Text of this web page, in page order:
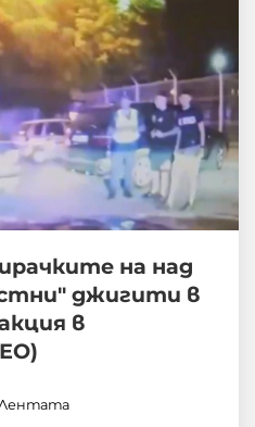
на над
джигити в
в